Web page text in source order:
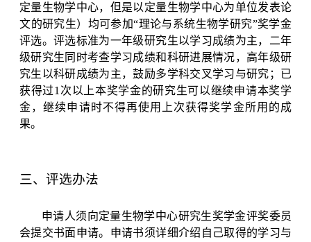
定量生物学中心，但是以定量生物学中心为单位发表论
文的研究生）均可参加“理论与系统生物学研究”奖学金
评选。评选标准为一年级研究生以学习成绩为主，二年
级研究生同时考查学习成绩和科研进展情况，高年级研
究生以科研成绩为主，鼓励多学科交叉学习与研究；已
获得过1 次以上本奖学金的研究生可以继续申请本奖学
金，继续申请时不得再使用上次获得奖学金所用的成
果。
三、评选办法
申请人须向定量生物学中心研究生奖学金评奖委员
会提交书面申请。申请书须详细介绍自己取得的学习与